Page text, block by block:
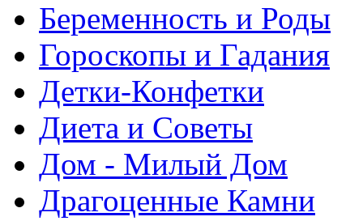
Беременность и Роды
Гороскопы и Гадания
Детки-Конфетки
Диета и Советы
Дом - Милый Дом
Драгоценные Камни